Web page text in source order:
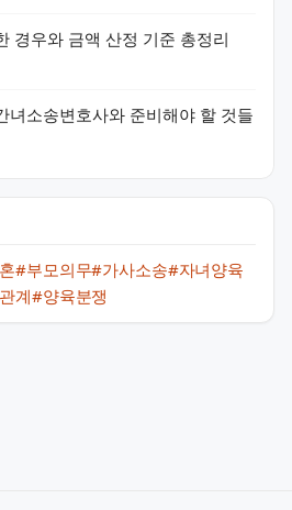
경우와 금액 산정 기준 총정리
녀소송변호사와 준비해야 할 것들
#부모의무#가사소송#자녀양육
계#양육분쟁